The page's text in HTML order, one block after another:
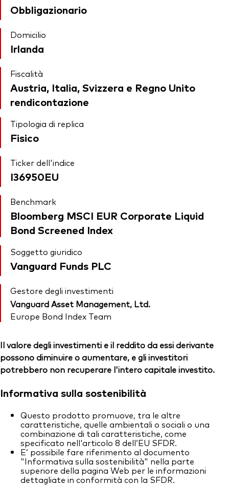
Obbligazionario
Domicilio
Irlanda
Fiscalità
Austria, Italia, Svizzera e Regno Unito
rendicontazione
Tipologia di replica
Fisico
Ticker dell'indice
I36950EU
Benchmark
Bloomberg MSCI EUR Corporate Liquid
Bond Screened Index
Soggetto giuridico
Vanguard Funds PLC
Gestore degli investimenti
Vanguard Asset Management, Ltd.
Europe Bond Index Team
Il valore degli investimenti e il reddito da essi derivante
possono diminuire o aumentare, e gli investitori
potrebbero non recuperare l'intero capitale investito.
Informativa sulla sostenibilità
Questo prodotto promuove, tra le altre
caratteristiche, quelle ambientali o sociali o una
combinazione di tali caratteristiche, come
specificato nell'articolo 8 dell’EU SFDR.
E’ possibile fare riferimento al documento
"Informativa sulla sostenibilità" nella parte
superiore della pagina Web per le informazioni
dettagliate in conformità con la SFDR.